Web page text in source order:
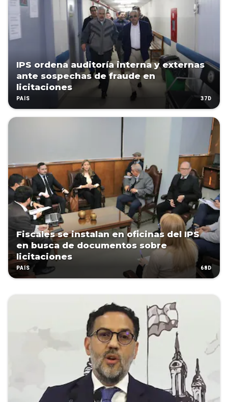
IPS ordena auditoría interna y externas
ante sospechas de fraude en
licitaciones
PAÍS 37D
Fiscales se instalan en oficinas del IPS
en busca de documentos sobre
licitaciones
PAÍS 68D